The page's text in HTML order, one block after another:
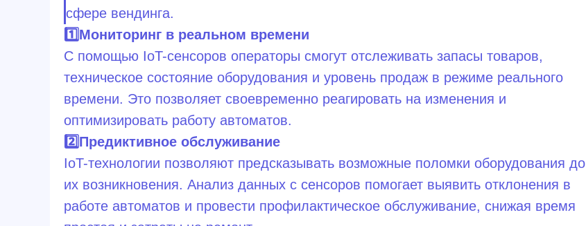
сфере вендинга.
1️⃣Мониторинг в реальном времени
С помощью IoT-сенсоров операторы смогут отслеживать запасы товаров,
техническое состояние оборудования и уровень продаж в режиме реального
времени. Это позволяет своевременно реагировать на изменения и
оптимизировать работу автоматов.
2️⃣Предиктивное обслуживание
IoT-технологии позволяют предсказывать возможные поломки оборудования до
их возникновения. Анализ данных с сенсоров помогает выявить отклонения в
работе автоматов и провести профилактическое обслуживание, снижая время